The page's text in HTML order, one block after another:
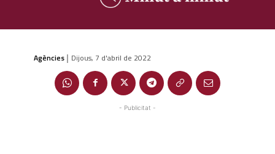
Agències | Dijous, 7 d'abril de 2022
- Publicitat -